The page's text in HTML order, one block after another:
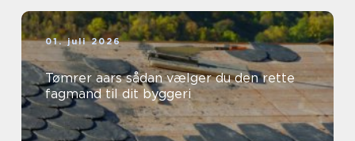
01. juli 2026
Tømrer aars sådan vælger du den rette
fagmand til dit byggeri